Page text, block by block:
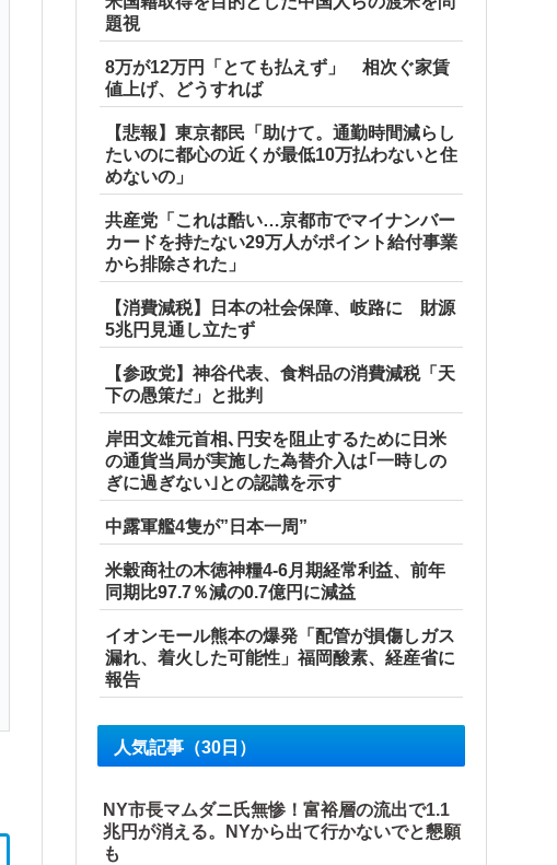
題視
8万が12万円「とても払えず」 相次ぐ家賃
値上げ、どうすれば
【悲報】東京都民「助けて。通勤時間減らし
たいのに都心の近くが最低10万払わないと住
めないの」
共産党「これは酷い…京都市でマイナンバー
カードを持たない29万人がポイント給付事業
から排除された」
【消費減税】日本の社会保障、岐路に 財源
5兆円見通し立たず
【参政党】神谷代表、食料品の消費減税「天
下の愚策だ」と批判
岸田文雄元首相､円安を阻止するために日米
の通貨当局が実施した為替介入は｢一時しの
ぎに過ぎない｣との認識を示す
中露軍艦4隻が”日本一周”
米穀商社の木徳神糧4-6月期経常利益、前年
同期比97.7％減の0.7億円に減益
イオンモール熊本の爆発「配管が損傷しガス
漏れ、着火した可能性」福岡酸素、経産省に
報告
人気記事（30日）
NY市長マムダニ氏無惨！富裕層の流出で1.1
兆円が消える。NYから出て行かないでと懇願
も